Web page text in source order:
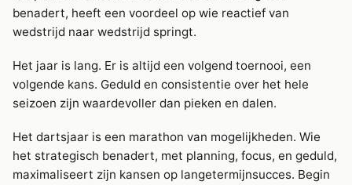
benadert, heeft een voordeel op wie reactief van
wedstrijd naar wedstrijd springt.
Het jaar is lang. Er is altijd een volgend toernooi, een
volgende kans. Geduld en consistentie over het hele
seizoen zijn waardevoller dan pieken en dalen.
Het dartsjaar is een marathon van mogelijkheden. Wie
het strategisch benadert, met planning, focus, en geduld,
maximaliseert zijn kansen op langetermijnsucces. Begin